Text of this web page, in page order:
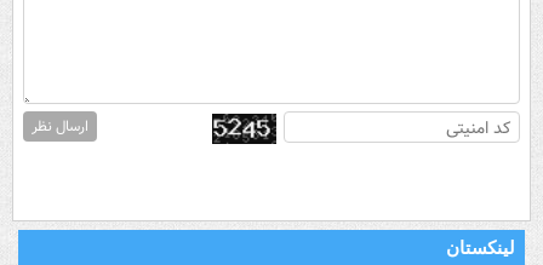
ارسال نظر
لینکستان